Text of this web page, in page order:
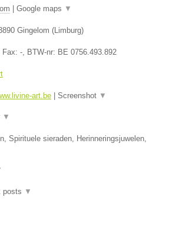
| Google maps ▼
Gingelom (Limburg)
, Fax: - , BTW-nr: BE 0756.493.892
art.be | Screenshot ▼
▼
Spirituele sieraden, Herinneringsjuwelen,
posts ▼